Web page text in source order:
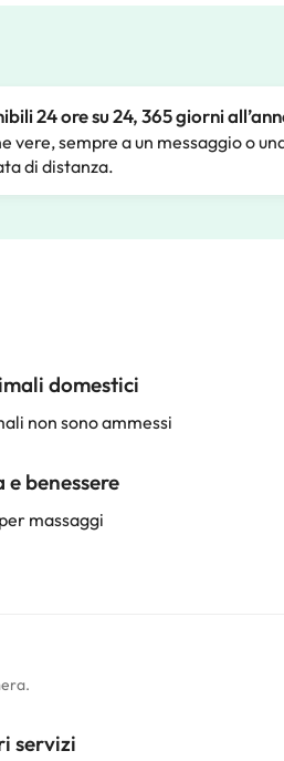
24 ore su 24, 365 giorni
vere, sempre a un messaggio o
di distanza.
domestici
non sono ammessi
e benessere
massaggi
servizi